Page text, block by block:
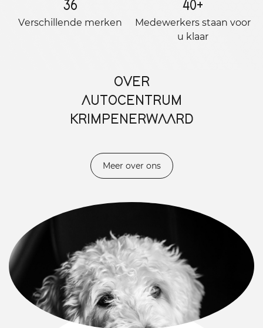
36
Verschillende merken
40+
Medewerkers staan ​​voor
u klaar
OVER
AUTOCENTRUM
KRIMPENERWAARD
Meer over ons